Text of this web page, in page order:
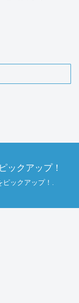
ックアップ！
ックアップ！.